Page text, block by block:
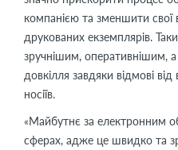
компанією та зменшити свої
друкованих екземплярів.
зручнішим, оперативнішим,
довкілля завдяки відмові
носіїв.
«Майбутнє за електронним
сферах, адже це швидко та